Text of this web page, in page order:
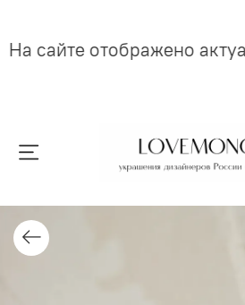
На сайте отображено